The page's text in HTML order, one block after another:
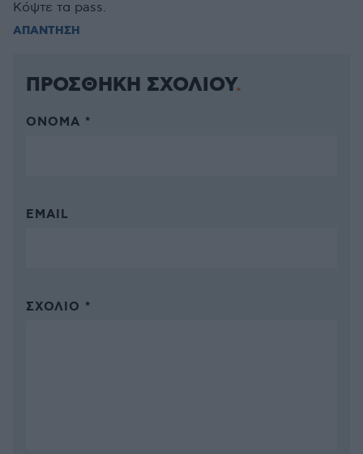
Κόψτε τα pass.
ΑΠΑΝΤΗΣΗ
ΠΡΟΣΘΗΚΗ ΣΧΟΛΙΟΥ
ΌΝΟΜΑ *
EMAIL
ΣΧΌΛΙΟ *